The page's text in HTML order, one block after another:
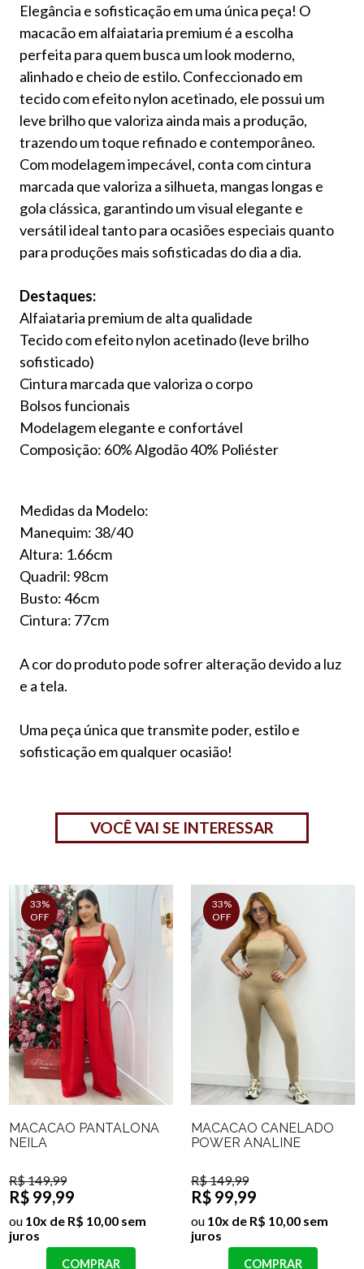
Elegância e sofisticação em uma única peça! O
macacão em alfaiataria premium é a escolha
perfeita para quem busca um look moderno,
alinhado e cheio de estilo. Confeccionado em
tecido com efeito nylon acetinado, ele possui um
leve brilho que valoriza ainda mais a produção,
trazendo um toque refinado e contemporâneo.
Com modelagem impecável, conta com cintura
marcada que valoriza a silhueta, mangas longas e
gola clássica, garantindo um visual elegante e
versátil ideal tanto para ocasiões especiais quanto
para produções mais sofisticadas do dia a dia.
Destaques:
Alfaiataria premium de alta qualidade
Tecido com efeito nylon acetinado (leve brilho
sofisticado)
Cintura marcada que valoriza o corpo
Bolsos funcionais
Modelagem elegante e confortável
Composição: 60% Algodão 40% Poliéster
Medidas da Modelo:
Manequim: 38/40
Altura: 1.66cm
Quadril: 98cm
Busto: 46cm
Cintura: 77cm
A cor do produto pode sofrer alteração devido a luz
e a tela.
Uma peça única que transmite poder, estilo e
sofisticação em qualquer ocasião!
VOCÊ VAI SE INTERESSAR
33%
OFF
MACACÃO PANTALONA
NEILA
R$ 149,99
R$ 99,99
ou 10x de R$ 10,00 sem
juros
COMPRAR
33%
OFF
MACACÃO CANELADO
POWER ANALINE
R$ 149,99
R$ 99,99
ou 10x de R$ 10,00 sem
juros
COMPRAR